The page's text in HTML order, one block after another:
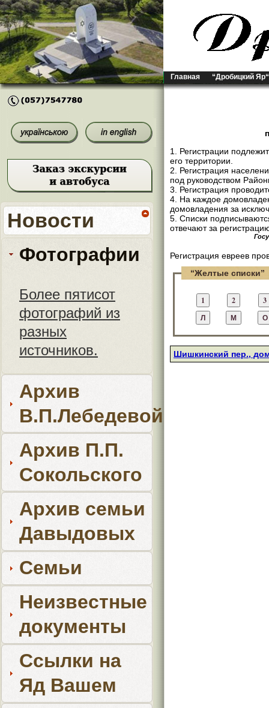
Главная “Дробицкий Яр“
Новости
Фотографии
Более пятисот
фотографий из
разных
источников.
Архив
В.П.Лебедевой
Архив П.П.
Сокольского
Архив семьи
Давыдовых
Семьи
Неизвестные
документы
Ссылки на
Яд Вашем
1. Регистрации
его территории.
2. Регистрация
под руководством
3. Регистрация
4. На каждое
домовладения за
5. Списки
отвечают за
Регистрация евреев
“Желтые списки”
Шишкинский пер.,